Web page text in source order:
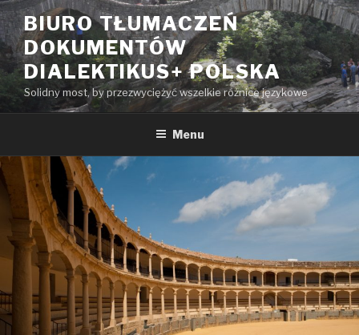
Przeskocz
do
treści
BIURO TŁUMACZEŃ
DOKUMENTÓW
DIALEKTIKUS+ POLSKA
Solidny most, by przezwyciężyć wszelkie różnice językowe
Menu